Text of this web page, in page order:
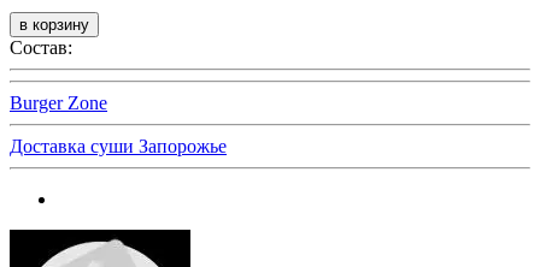
Состав:
Burger Zone
Доставка суши Запорожье